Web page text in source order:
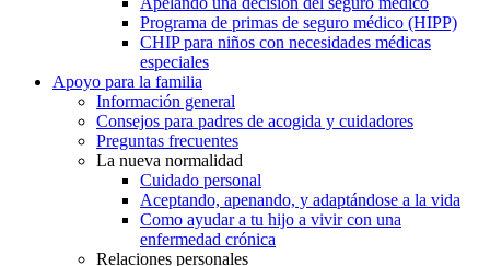
Programa de primas de seguro médico (HIPP)
CHIP para niños con necesidades médicas
especiales
Apoyo para la familia
Información general
Consejos para padres de acogida y cuidadores
Preguntas frecuentes
La nueva normalidad
Cuidado personal
Aceptando, apenando, y adaptándose a la vida
Como ayudar a tu hijo a vivir con una
enfermedad crónica
Relaciones personales